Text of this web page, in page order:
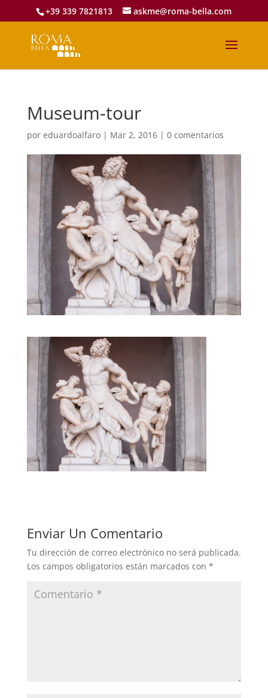
+39 339 7821813 askme@roma-bella.com
Museum-tour
por eduardoalfaro| Mar 2, 2016| 0 comentarios
Enviar Un Comentario
Tu dirección de correo electrónico no será publicada.
Los campos obligatorios están marcados con *